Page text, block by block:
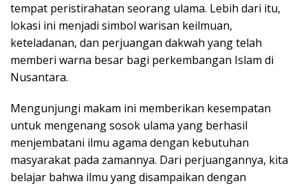
tempat peristirahatan seorang ulama. Lebih dari itu,
lokasi ini menjadi simbol warisan keilmuan,
keteladanan, dan perjuangan dakwah yang telah
memberi warna besar bagi perkembangan Islam di
Nusantara.
Mengunjungi makam ini memberikan kesempatan
untuk mengenang sosok ulama yang berhasil
menjembatani ilmu agama dengan kebutuhan
masyarakat pada zamannya. Dari perjuangannya, kita
belajar bahwa ilmu yang disampaikan dengan